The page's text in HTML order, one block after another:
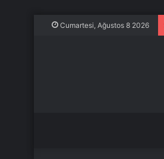
Cumartesi, Ağustos 8 2026